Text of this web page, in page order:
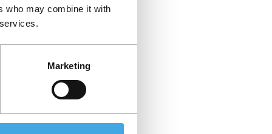
who may combine it with
Marketing